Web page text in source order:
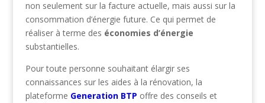
non seulement sur la facture actuelle, mais aussi sur la
consommation d’énergie future. Ce qui permet de
réaliser à terme des économies d’énergie
substantielles.
Pour toute personne souhaitant élargir ses
connaissances sur les aides à la rénovation, la
plateforme Generation BTP offre des conseils et